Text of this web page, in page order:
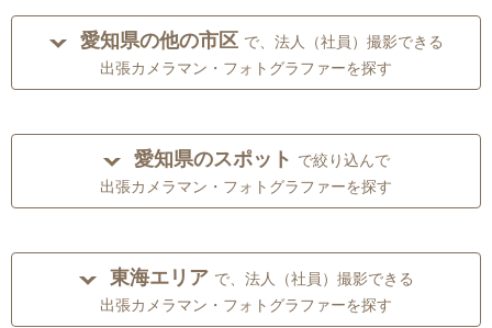
愛知県の他の市区 で、法人（社員）撮影できる
出張カメラマン・フォトグラファーを探す
愛知県のスポット で絞り込んで
出張カメラマン・フォトグラファーを探す
東海エリア で、法人（社員）撮影できる
出張カメラマン・フォトグラファーを探す